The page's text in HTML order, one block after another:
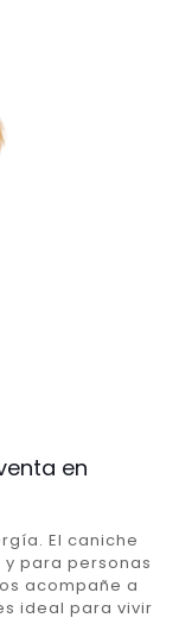
en
El caniche
para personas
acompañe a
ideal para vivir